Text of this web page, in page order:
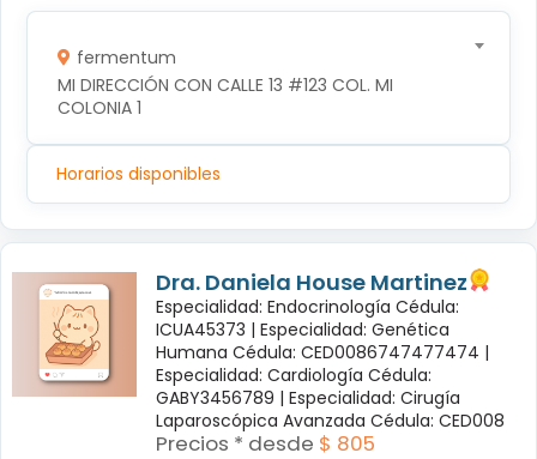
fermentum
MI DIRECCIÓN CON CALLE 13 #123 COL. MI
COLONIA 1
Horarios disponibles
Dra. Daniela House Martinez
Especialidad: Endocrinología Cédula:
ICUA45373 | Especialidad: Genética
Humana Cédula: CED0086747477474 |
Especialidad: Cardiología Cédula:
GABY3456789 | Especialidad: Cirugía
Laparoscópica Avanzada Cédula: CED008
Precios * desde $ 805